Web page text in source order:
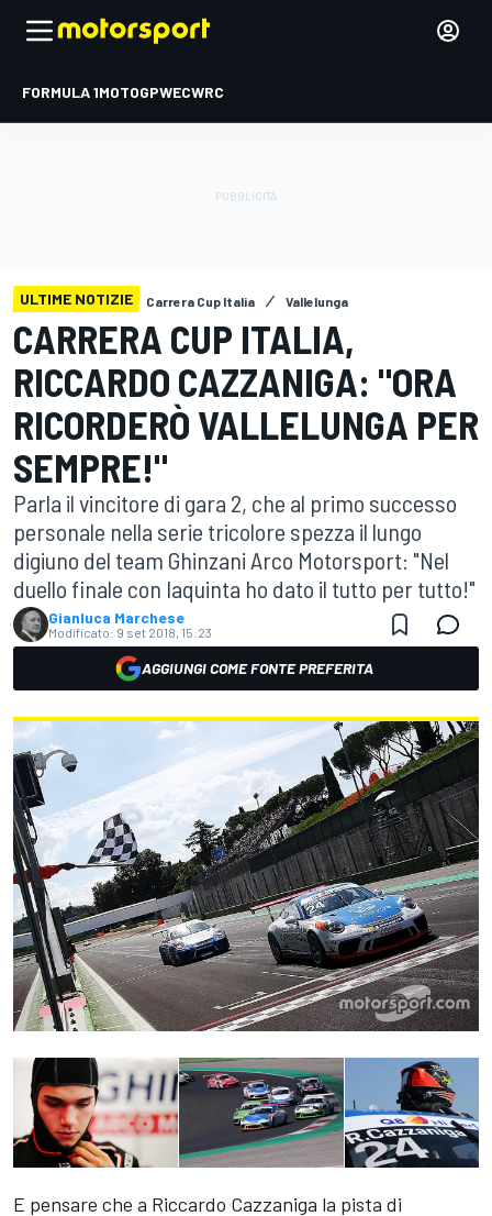
FORMULA 1MOTOGPWECWRC
ULTIME NOTIZIE Carrera Cup Italia Vallelunga
CARRERA CUP ITALIA,
RICCARDO CAZZANIGA: "ORA
RICORDERÒ VALLELUNGA PER
SEMPRE!"
Parla il vincitore di gara 2, che al primo successo
personale nella serie tricolore spezza il lungo
digiuno del team Ghinzani Arco Motorsport: "Nel
duello finale con Iaquinta ho dato il tutto per tutto!"
Gianluca Marchese
Modificato: 9 set 2018, 15:23
AGGIUNGI COME FONTE PREFERITA
E pensare che a Riccardo Cazzaniga la pista di